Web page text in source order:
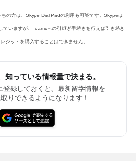
の方は、Skype Dial Padの利用も可能です。Skypeは
いますが、Teamsへの引継ぎ手続きを行えば引き続き
ジットを購入することはできません。
知っている情報量で決まる。
登録しておくと、最新留学情報を
りできるようになります！